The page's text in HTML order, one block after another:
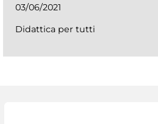
03/06/2021
Didattica per tutti